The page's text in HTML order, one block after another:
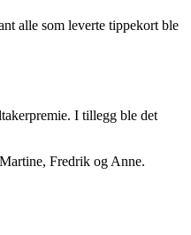
alle som leverte tippekort ble
I tillegg ble det
Fredrik og Anne.